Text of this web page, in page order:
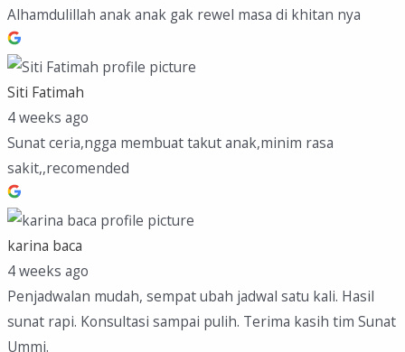
Alhamdulillah anak anak gak rewel masa di khitan nya
Siti Fatimah
4 weeks ago
Sunat ceria,ngga membuat takut anak,minim rasa
sakit,,recomended
karina baca
4 weeks ago
Penjadwalan mudah, sempat ubah jadwal satu kali. Hasil
sunat rapi. Konsultasi sampai pulih. Terima kasih tim Sunat
Ummi.